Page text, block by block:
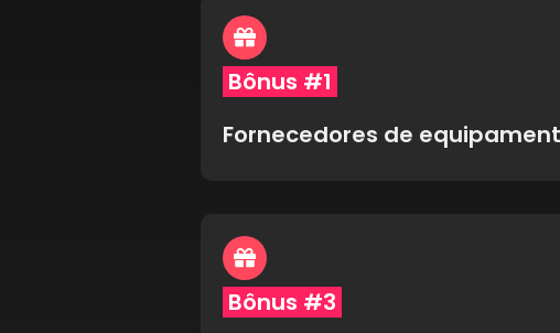
Bônus #1
Fornecedores de
Bônus #3